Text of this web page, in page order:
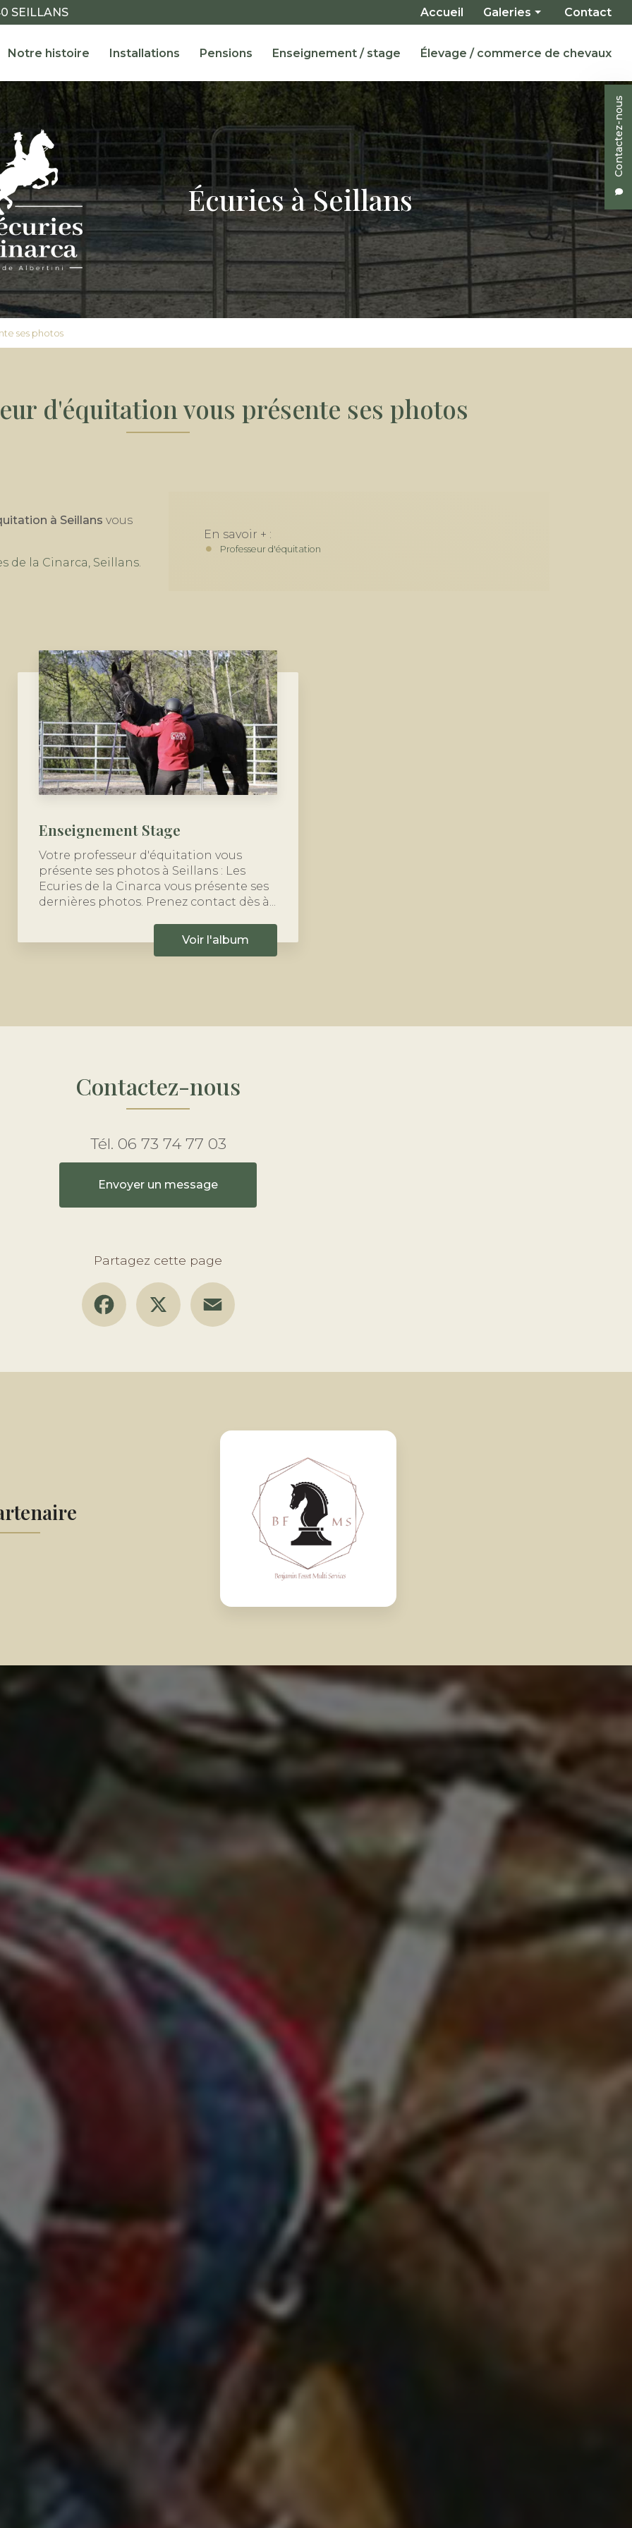
SEILLANS Navigation secondaire
Accueil
Galeries
Pensions
Enseignement / Stage
Chevaux à vendre
Contact
Contactez-nous
Notre histoire
Installations Pensions Enseignement / stage Élevage / commerce de chevaux
Écuries à Seillans
ses photos
d'équitation vous présente ses photos
à Seillans vous
de la Cinarca, Seillans
En savoir + :
Professeur d'équitation
Enseignement Stage
Votre professeur d'équitation vous
présente ses photos à Seillans : Les
Ecuries de la Cinarca vous présente ses
dernières photos. Prenez contact dès à...
Voir l'album
Contactez-nous
Tél. 06 73 74 77 03
Envoyer un message
Partagez cette page
Facebook